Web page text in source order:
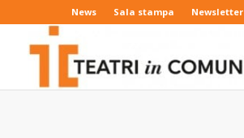
News Sala stampa Newsletter